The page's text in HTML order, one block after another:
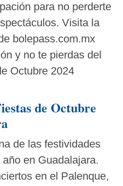
para no perderte
Visita la
bolepass.com.mx
y no te pierdas del
Octubre 2024
de Octubre
de las festividades
en Guadalajara.
en el Palenque,